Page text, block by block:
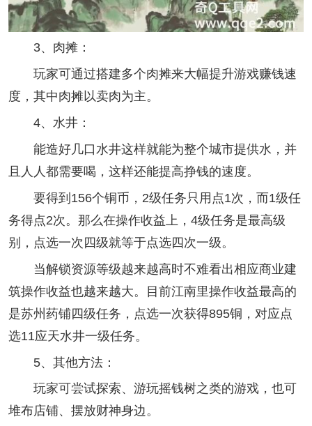
3、肉摊：
玩家可通过搭建多个肉摊来大幅提升游戏赚钱速
度，其中肉摊以卖肉为主。
4、水井：
能造好几口水井这样就能为整个城市提供水，并
且人人都需要喝，这样还能提高挣钱的速度。
要得到156个铜币，2级任务只用点1次，而1级任
务得点2次。那么在操作收益上，4级任务是最高级
别，点选一次四级就等于点选四次一级。
当解锁资源等级越来越高时不难看出相应商业建
筑操作收益也越来越大。目前江南里操作收益最高的
是苏州药铺四级任务，点选一次获得895铜，对应点
选11应天水井一级任务。
5、其他方法：
玩家可尝试探索、游玩摇钱树之类的游戏，也可
堆布店铺、摆放财神身边。